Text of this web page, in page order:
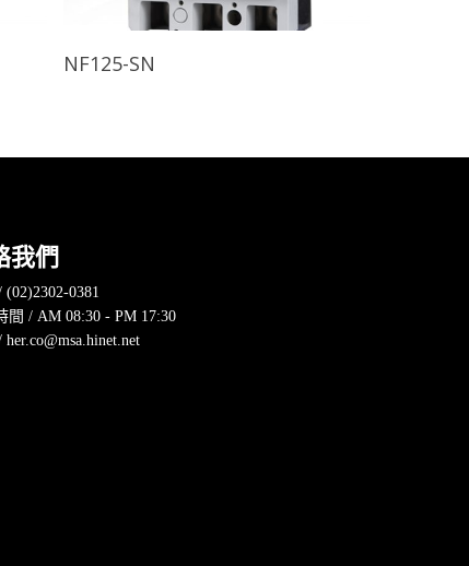
NF125-SN
我們
(02)2302-0381
間 / AM 08:30 - PM 17:30